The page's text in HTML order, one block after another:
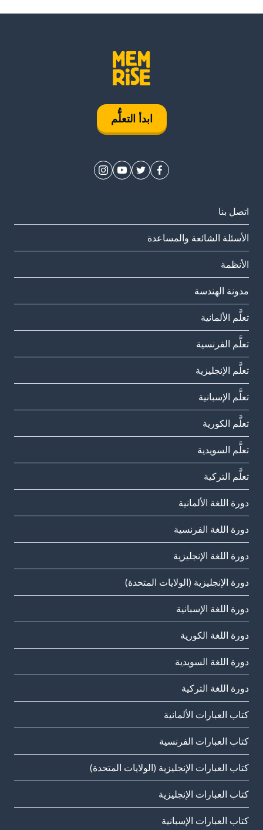
ابدأ التعلُّم
اتصل بنا
الأسئلة الشائعة والمساعدة
الأنظمة
مدونة الهندسة
تعلَّم الألمانية
تعلَّم الفرنسية
تعلَّم الإنجليزية
تعلَّم الإسبانية
تعلَّم الكورية
تعلَّم السويدية
تعلَّم التركية
دورة اللغة الألمانية
دورة اللغة الفرنسية
دورة اللغة الإنجليزية
دورة الإنجليزية (الولايات المتحدة)
دورة اللغة الإسبانية
دورة اللغة الكورية
دورة اللغة السويدية
دورة اللغة التركية
كتاب العبارات الألمانية
كتاب العبارات الفرنسية
كتاب العبارات الإنجليزية (الولايات المتحدة)
كتاب العبارات الإنجليزية
كتاب العبارات الإسبانية